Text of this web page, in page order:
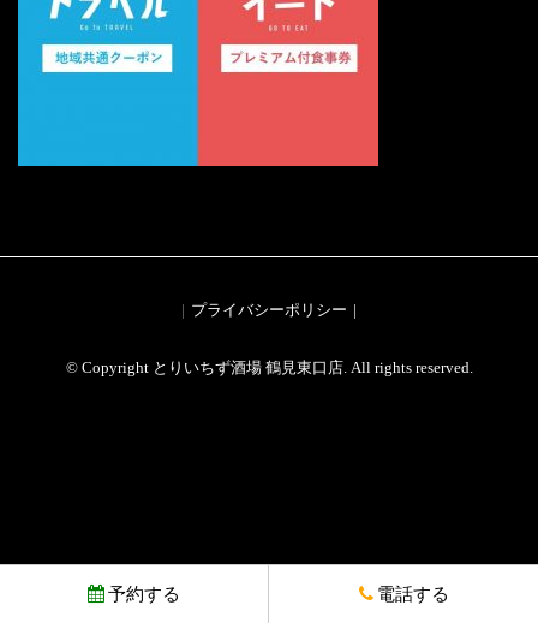
プライバシーポリシー
© Copyright とりいちず酒場 鶴見東口店. All rights reserved.
予約する 電話する